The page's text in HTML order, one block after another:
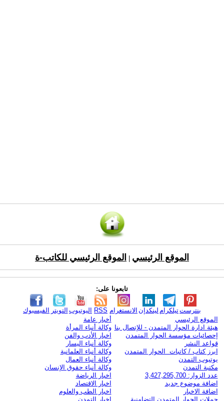
الموقع الرئيسي الموقع الرئيسي للكاتب-ة
تابعونا على:
الفيسبوك التويتر اليوتيوب RSS الانستغرام لينكدإن تيلكرامبنترست
الموقع الرئيسي
هيئة ادارة الحوار المتمدن - للإتصال بنا
إحصائيات مؤسسة الحوار المتمدن
قواعد النشر
ابرز كتاب / كاتبات الحوار المتمدن
يوتيوب التمدن
مكتبة التمدن
عدد الزوار: 3,427,295,700
اضافة موضوع جديد
اضافة الاخبار
حملات الحوار المتمدن التضامنية
أخبار عامة
وكالة أنباء المرأة
اخبار الأدب والفن
وكالة أنباء اليسار
وكالة أنباء العلمانية
وكالة أنباء العمال
وكالة أنباء حقوق الإنسان
اخبار الرياضة
اخبار الاقتصاد
اخبار الطب والعلوم
اخبار التمدن